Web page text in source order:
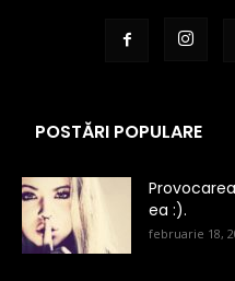
POSTĂRI POPULARE
ea :).
februarie 18,